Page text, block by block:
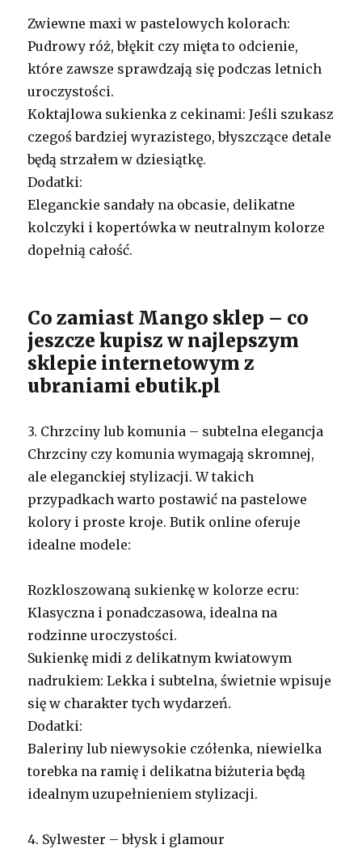
Zwiewne maxi w pastelowych kolorach:
Pudrowy róż, błękit czy mięta to odcienie,
które zawsze sprawdzają się podczas letnich
uroczystości.
Koktajlowa sukienka z cekinami: Jeśli szukasz
czegoś bardziej wyrazistego, błyszczące detale
będą strzałem w dziesiątkę.
Dodatki:
Eleganckie sandały na obcasie, delikatne
kolczyki i kopertówka w neutralnym kolorze
dopełnią całość.
Co zamiast Mango sklep – co
jeszcze kupisz w najlepszym
sklepie internetowym z
ubraniami ebutik.pl
3. Chrzciny lub komunia – subtelna elegancja
Chrzciny czy komunia wymagają skromnej,
ale eleganckiej stylizacji. W takich
przypadkach warto postawić na pastelowe
kolory i proste kroje. Butik online oferuje
idealne modele:
Rozkloszowaną sukienkę w kolorze ecru:
Klasyczna i ponadczasowa, idealna na
rodzinne uroczystości.
Sukienkę midi z delikatnym kwiatowym
nadrukiem: Lekka i subtelna, świetnie wpisuje
się w charakter tych wydarzeń.
Dodatki:
Baleriny lub niewysokie czółenka, niewielka
torebka na ramię i delikatna biżuteria będą
idealnym uzupełnieniem stylizacji.
4. Sylwester – błysk i glamour